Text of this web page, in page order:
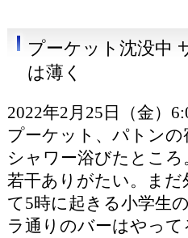
プーケット沈没中
は薄く
2022年2月25日（金）
プーケット、パトンの
シャワー浴びたとこ
若干ありがたい。まだ
て5時に起きる小学生
ラ通りのバーはやっ